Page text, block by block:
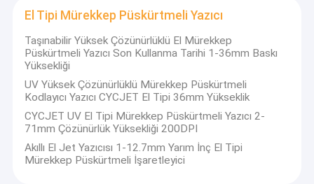
El Tipi Mürekkep Püskürtmeli Yazıcı
Taşınabilir Yüksek Çözünürlüklü El Mürekkep
Püskürtmeli Yazıcı Son Kullanma Tarihi 1-36mm Baskı
Yüksekliği
UV Yüksek Çözünürlüklü Mürekkep Püskürtmeli
Kodlayıcı Yazıcı CYCJET El Tipi 36mm Yükseklik
CYCJET UV El Tipi Mürekkep Püskürtmeli Yazıcı 2-
71mm Çözünürlük Yüksekliği 200DPI
Akıllı El Jet Yazıcısı 1-12.7mm Yarım İnç El Tipi
Mürekkep Püskürtmeli İşaretleyici